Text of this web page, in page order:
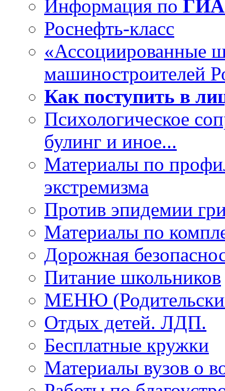
Информация по ГИА
Роснефть-класс
«Ассоциированные
машиностроителей
Как поступить в
Психологическое
булинг и иное...
Материалы по
экстремизма
Против эпидемии
Материалы по
Дорожная
Питание школьников
МЕНЮ
Отдых детей. ЛДП.
Бесплатные кружки
Материалы вузов о